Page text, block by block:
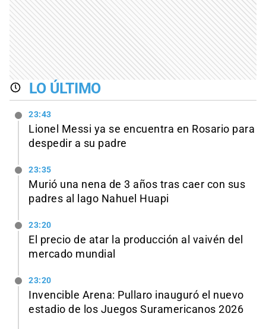
LO ÚLTIMO
23:43
Lionel Messi ya se encuentra en Rosario para
despedir a su padre
23:35
Murió una nena de 3 años tras caer con sus
padres al lago Nahuel Huapi
23:20
El precio de atar la producción al vaivén del
mercado mundial
23:20
Invencible Arena: Pullaro inauguró el nuevo
estadio de los Juegos Suramericanos 2026